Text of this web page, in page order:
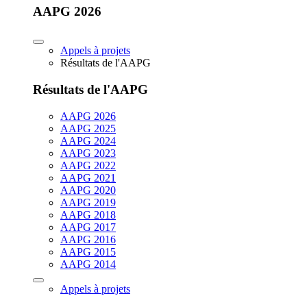
AAPG 2026
Appels à projets
Résultats de l'AAPG
Résultats de l'AAPG
AAPG 2026
AAPG 2025
AAPG 2024
AAPG 2023
AAPG 2022
AAPG 2021
AAPG 2020
AAPG 2019
AAPG 2018
AAPG 2017
AAPG 2016
AAPG 2015
AAPG 2014
Appels à projets